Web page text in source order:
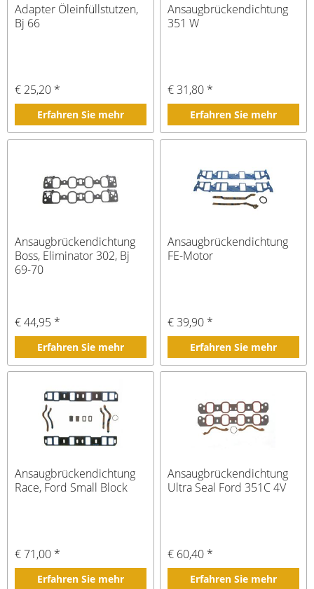
Adapter Öleinfüllstutzen,
Bj 66
€ 25,20 *
Erfahren Sie mehr
Ansaugbrückendichtung
351 W
€ 31,80 *
Erfahren Sie mehr
Ansaugbrückendichtung
Boss, Eliminator 302, Bj
69-70
€ 44,95 *
Erfahren Sie mehr
Ansaugbrückendichtung
FE-Motor
€ 39,90 *
Erfahren Sie mehr
Ansaugbrückendichtung
Race, Ford Small Block
€ 71,00 *
Erfahren Sie mehr
Ansaugbrückendichtung
Ultra Seal Ford 351C 4V
€ 60,40 *
Erfahren Sie mehr